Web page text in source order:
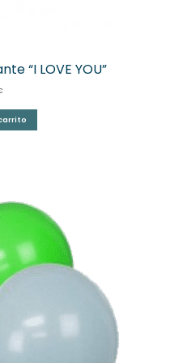
“I LOVE YOU”